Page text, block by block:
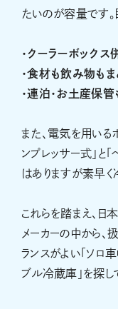
たいのが容量です。
・クーラーボック
・食材も飲み物も
・連泊・お土産保
また、電気を用い
ンプレッサー式」と
はありますが素早く
これらを踏まえ、日
メーカーの中から、
ランスがよい「ソロ
ブル冷蔵庫」を探し